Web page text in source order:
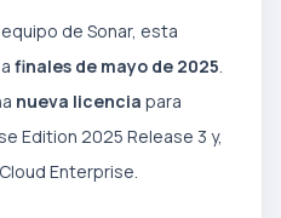
de Sonar, esta
finales de mayo de 2025.
nueva licencia para
Edition 2025 Release 3 y,
Enterprise.